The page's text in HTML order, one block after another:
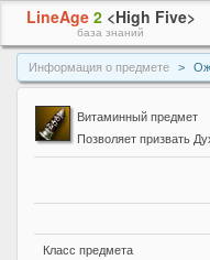
LineAge 2 <High Five>
база знаний
Информация о предмете
Витаминный предмет
Позволяет призвать
Класс предмета